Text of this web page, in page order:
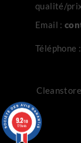
qualité/
Email :
Téléphone :
9.2/10
179 avis